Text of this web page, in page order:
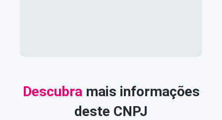
Descubra mais informações
deste CNPJ